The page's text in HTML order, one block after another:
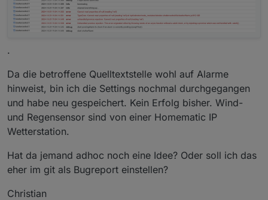
.
Da die betroffene Quelltextstelle wohl auf Alarme
hinweist, bin ich die Settings nochmal durchgegangen
und habe neu gespeichert. Kein Erfolg bisher. Wind-
und Regensensor sind von einer Homematic IP
Wetterstation.
Hat da jemand adhoc noch eine Idee? Oder soll ich das
eher im git als Bugreport einstellen?
Christian